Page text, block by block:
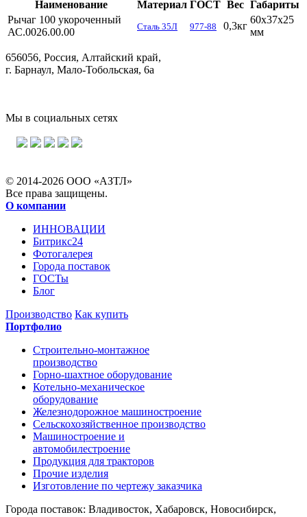
Наименование Материал ГОСТ Вес Габариты
Рычаг 100 укороченный
АС.0026.00.00
Сталь 35Л 977-88 0,3кг
60х37х25
мм
656056, Россия, Алтайский край,
г. Барнаул, Мало-Тобольская, 6а
Мы в социальных сетях
© 2014-2026 ООО «АЗТЛ»
Все права защищены.
О компании
ИННОВАЦИИ
Битрикс24
Фотогалерея
Города поставок
ГОСТы
Блог
Производство Как купить
Портфолио
Строительно-монтажное
производство
Горно-шахтное оборудование
Котельно-механическое
оборудование
Железнодорожное машиностроение
Сельскохозяйственное производство
Машиностроение и
автомобилестроение
Продукция для тракторов
Прочие изделия
Изготовление по чертежу заказчика
Города поставок: Владивосток, Хабаровск, Новосибирск,